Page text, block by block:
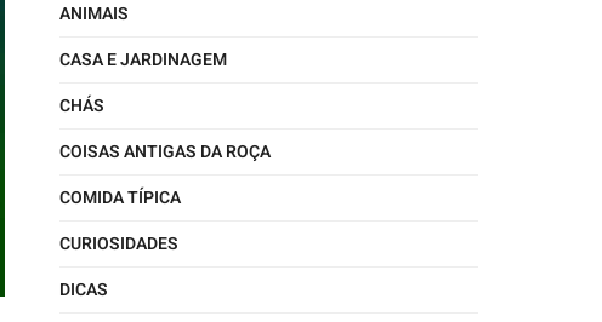
ANIMAIS
CASA E JARDINAGEM
CHÁS
COISAS ANTIGAS DA ROÇA
COMIDA TÍPICA
CURIOSIDADES
DICAS